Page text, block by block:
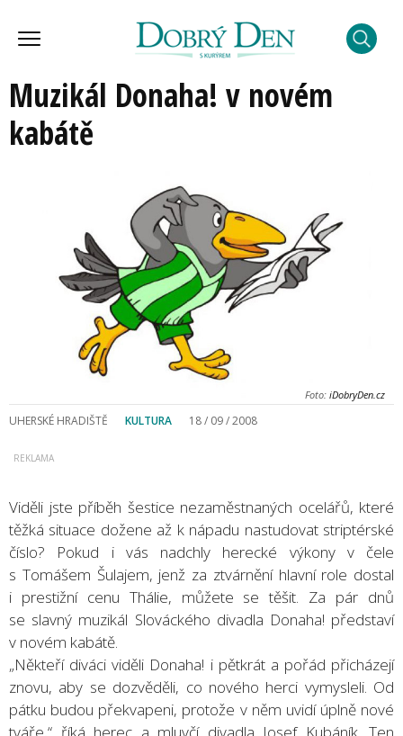
Muzikál Donaha! v novém
kabátě
Foto: iDobryDen.cz
UHERSKÉ HRADIŠTĚ KULTURA 18 / 09 / 2008
Viděli jste příběh šestice nezaměstnaných ocelářů, které
těžká situace dožene až k nápadu nastudovat striptérské
číslo? Pokud i vás nadchly herecké výkony v čele
s Tomášem Šulajem, jenž za ztvárnění hlavní role dostal
i prestižní cenu Thálie, můžete se těšit. Za pár dnů
se slavný muzikál Slováckého divadla Donaha! představí
v novém kabátě.
„Někteří diváci viděli Donaha! i pětkrát a pořád přicházejí
znovu, aby se dozvěděli, co nového herci vymysleli. Od
pátku budou překvapeni, protože v něm uvidí úplně nové
tváře,“ říká herec a mluvčí divadla Josef Kubáník. Ten